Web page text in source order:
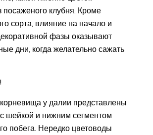
посаженого клубня. Кроме
сорта, влияние на начало и
фазы оказывают
дни, когда желательно сажать
у далии представлены
шейкой и нижним сегментом
побега. Нередко цветоводы